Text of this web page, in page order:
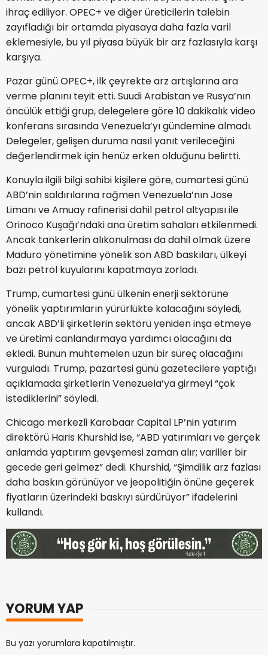
ihraç ediliyor. OPEC+ ve diğer üreticilerin talebin
zayıfladığı bir ortamda piyasaya daha fazla varil
eklemesiyle, bu yıl piyasa büyük bir arz fazlasıyla karşı
karşıya.
Pazar günü OPEC+, ilk çeyrekte arz artışlarına ara
verme planını teyit etti. Suudi Arabistan ve Rusya’nın
öncülük ettiği grup, delegelere göre 10 dakikalık video
konferans sırasında Venezuela’yı gündemine almadı.
Delegeler, gelişen duruma nasıl yanıt verileceğini
değerlendirmek için henüz erken olduğunu belirtti.
Konuyla ilgili bilgi sahibi kişilere göre, cumartesi günü
ABD’nin saldırılarına rağmen Venezuela’nın Jose
Limanı ve Amuay rafinerisi dahil petrol altyapısı ile
Orinoco Kuşağı’ndaki ana üretim sahaları etkilenmedi.
Ancak tankerlerin alıkonulması da dahil olmak üzere
Maduro yönetimine yönelik son ABD baskıları, ülkeyi
bazı petrol kuyularını kapatmaya zorladı.
Trump, cumartesi günü ülkenin enerji sektörüne
yönelik yaptırımların yürürlükte kalacağını söyledi,
ancak ABD’li şirketlerin sektörü yeniden inşa etmeye
ve üretimi canlandırmaya yardımcı olacağını da
ekledi. Bunun muhtemelen uzun bir süreç olacağını
vurguladı. Trump, pazartesi günü gazetecilere yaptığı
açıklamada şirketlerin Venezuela’ya girmeyi “çok
istediklerini” söyledi.
Chicago merkezli Karobaar Capital LP’nin yatırım
direktörü Haris Khurshid ise, “ABD yatırımları ve gerçek
anlamda yaptırım gevşemesi zaman alır; variller bir
gecede geri gelmez” dedi. Khurshid, “Şimdilik arz fazlası
daha baskın görünüyor ve jeopolitiğin önüne geçerek
fiyatların üzerindeki baskıyı sürdürüyor” ifadelerini
kullandı.
YORUM YAP
Bu yazı yorumlara kapatılmıştır.